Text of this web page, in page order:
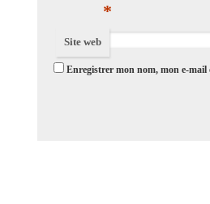
*
Site web
Enregistrer mon nom, mon e-